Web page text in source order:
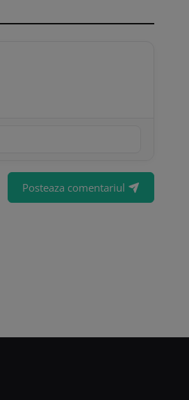
Posteaza comentariul